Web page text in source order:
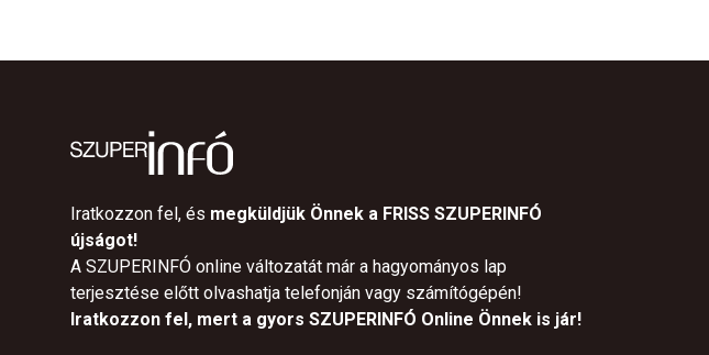
Iratkozzon fel, és megküldjük Önnek a FRISS SZUPERINFÓ
újságot!
A SZUPERINFÓ online változatát már a hagyományos lap
terjesztése előtt olvashatja telefonján vagy számítógépén!
Iratkozzon fel, mert a gyors SZUPERINFÓ Online Önnek is jár!